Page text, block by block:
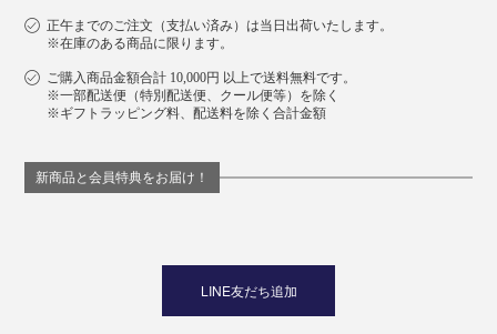
正午までのご注文（支払い済み）は当日出荷いたします。
※在庫のある商品に限ります。
ご購入商品金額合計 10,000円 以上で送料無料です。
※一部配送便（特別配送便、クール便等）を除く
※ギフトラッピング料、配送料を除く合計金額
新商品と会員特典をお届け！
LINE友だち追加